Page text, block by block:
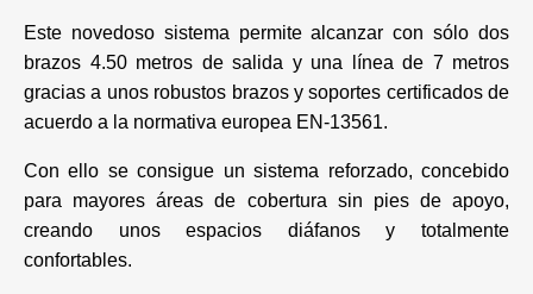
Este novedoso sistema permite alcanzar con sólo dos
brazos 4.50 metros de salida y una línea de 7 metros
gracias a unos robustos brazos y soportes certificados de
acuerdo a la normativa europea EN-13561.
Con ello se consigue un sistema reforzado, concebido
para mayores áreas de cobertura sin pies de apoyo,
creando unos espacios diáfanos y totalmente
confortables.